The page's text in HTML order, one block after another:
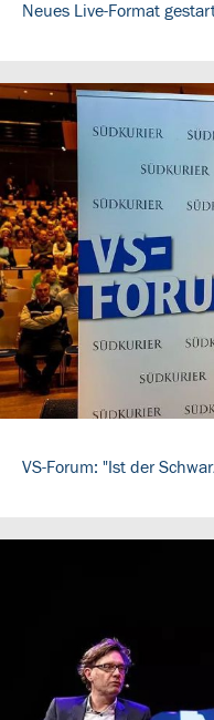
Neues Live-Format
VS-Forum: "Ist der